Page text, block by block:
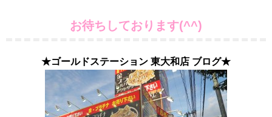
お待ちしております(^^)
★ゴールドステーション 東大和店 ブログ★